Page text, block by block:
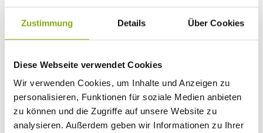
Zustimmung Details Über Cookies
Diese Webseite verwendet Cookies
Wir verwenden Cookies, um Inhalte und Anzeigen zu
personalisieren, Funktionen für soziale Medien anbieten
zu können und die Zugriffe auf unsere Website zu
analysieren. Außerdem geben wir Informationen zu Ihrer
Schularten
Berufsschule
Einjährige Berufsfachschule
Berufskolleg 1 (Technik)
AV
VABO
Schulorganisation
Schulleitung
Sekretariat